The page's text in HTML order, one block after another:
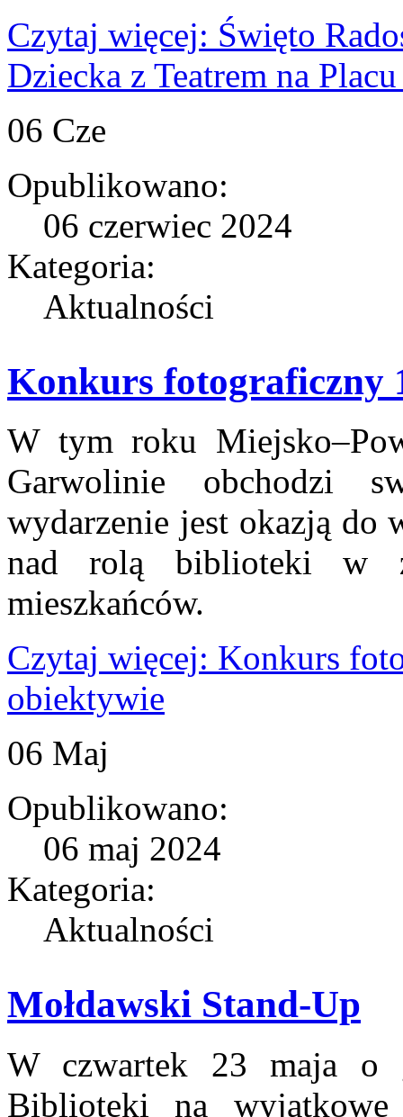
Czytaj więcej: Święto
Dziecka z Teatrem na
06 Cze
Opublikowano:
06 czerwiec 2024
Kategoria:
Aktualności
Konkurs fotograficzny
W tym roku
Garwolinie obchodzi
wydarzenie jest okazją do
nad rolą biblioteki w
mieszkańców.
Czytaj więcej: Konkurs
obiektywie
06 Maj
Opublikowano:
06 maj 2024
Kategoria:
Aktualności
Mołdawski Stand-Up
W czwartek 23 maja o
Biblioteki na wyjątkowe